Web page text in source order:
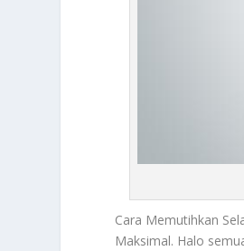
Cara Memutihkan
Maksimal. Halo